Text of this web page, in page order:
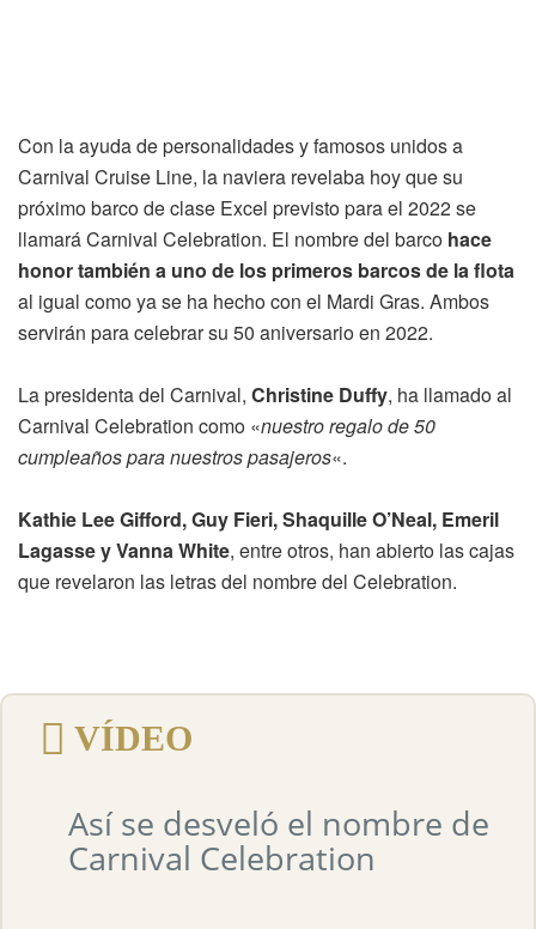
Con la ayuda de personalidades y famosos unidos a
Carnival Cruise Line, la naviera revelaba hoy que su
próximo barco de clase Excel previsto para el 2022 se
llamará Carnival Celebration. El nombre del barco hace
honor también a uno de los primeros barcos de la flota
al igual como ya se ha hecho con el Mardi Gras. Ambos
servirán para celebrar su 50 aniversario en 2022.
La presidenta del Carnival, Christine Duffy, ha llamado al
Carnival Celebration como «nuestro regalo de 50
cumpleaños para nuestros pasajeros«.
Kathie Lee Gifford, Guy Fieri, Shaquille O’Neal, Emeril
Lagasse y Vanna White, entre otros, han abierto las cajas
que revelaron las letras del nombre del Celebration.
VÍDEO
Así se desveló el nombre de
Carnival Celebration